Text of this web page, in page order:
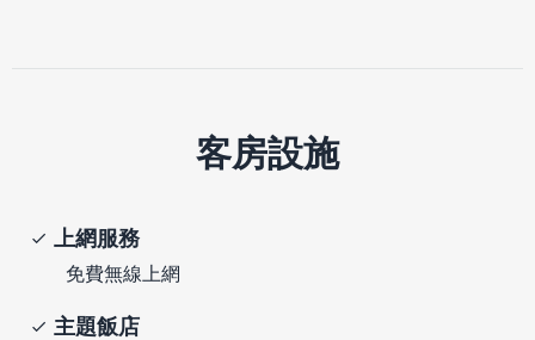
客房設施
上網服務
免費無線上網
主題飯店